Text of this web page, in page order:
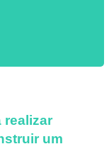
realizar
um